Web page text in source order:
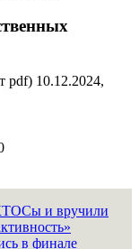
pdf) 10.12.2024,
и вручили
в финале